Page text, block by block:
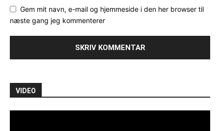
Gem mit navn, e-mail og hjemmeside i den her browser til
næste gang jeg kommenterer
VIDEO